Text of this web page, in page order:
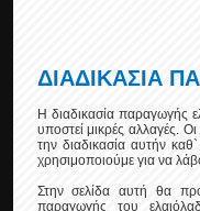
ΔΙΑΔΙΚΑΣΙΑ
Η διαδικασία παραγωγής
υποστεί μικρές αλλαγές.
την διαδικασία αυτήν
χρησιμοποιούμε για να
Στην σελίδα αυτή θα
παραγωγής του